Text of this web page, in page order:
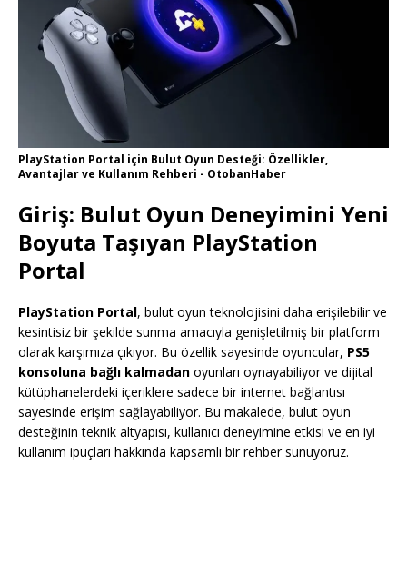
PlayStation Portal için Bulut Oyun Desteği: Özellikler,
Avantajlar ve Kullanım Rehberi - OtobanHaber
Giriş: Bulut Oyun Deneyimini Yeni
Boyuta Taşıyan PlayStation
Portal
PlayStation Portal, bulut oyun teknolojisini daha erişilebilir ve
kesintisiz bir şekilde sunma amacıyla genişletilmiş bir platform
olarak karşımıza çıkıyor. Bu özellik sayesinde oyuncular, PS5
konsoluna bağlı kalmadan oyunları oynayabiliyor ve dijital
kütüphanelerdeki içeriklere sadece bir internet bağlantısı
sayesinde erişim sağlayabiliyor. Bu makalede, bulut oyun
desteğinin teknik altyapısı, kullanıcı deneyimine etkisi ve en iyi
kullanım ipuçları hakkında kapsamlı bir rehber sunuyoruz.